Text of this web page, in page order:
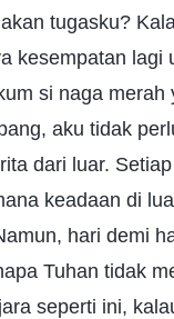
tugasku?
kesempatan
si naga
aku tidak
dari luar.
keadaan di
hari demi
Tuhan tidak
seperti ini,